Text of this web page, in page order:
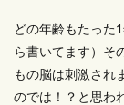
どの年齢もたった
ら書いてます）そ
もの脳は刺激され
のでは！？と思わ